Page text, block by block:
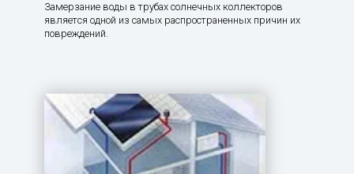
Замерзание воды в трубах солнечных коллекторов
является одной из самых распространенных причин их
повреждений.